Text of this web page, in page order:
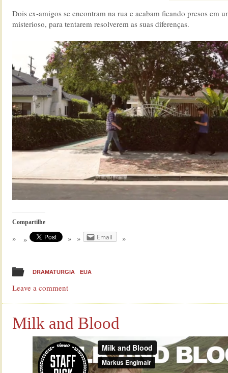
Dois ex-amigos se encontram na rua e acabam ficando presos em
misterioso, para tentarem resolverem as suas diferenças.
Compartilhe
Email
DRAMATURGIA EUA
Leave a comment
Milk and Blood